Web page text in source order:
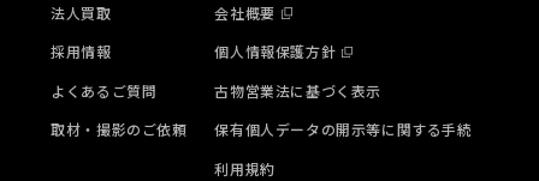
法人買取
採用情報
よくあるご質問
取材・撮影のご依頼
会社概要
個人情報保護方針
古物営業法に基づく表示
保有個人データの開示等に関する手続
利用規約